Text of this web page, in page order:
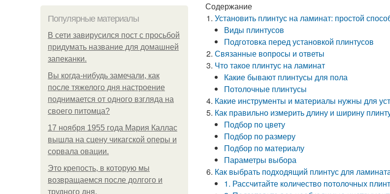
Популярные материалы
В сети завирусился пост с просьбой
придумать название для домашней
запеканки.
Вы когда-нибудь замечали, как
после тяжелого дня настроение
поднимается от одного взгляда на
своего питомца?
17 ноября 1955 года Мария Каллас
вышла на сцену чикагской оперы и
сорвала овации.
Это крепость, в которую мы
возвращаемся после долгого и
трудного дня.
Содержание
Установить плинтус на ламинат: простой
Виды плинтусов
Подготовка перед установкой плинтусов
Связанные вопросы и ответы
Что такое плинтус на ламинат
Какие бывают плинтусы для пола
Потолочные плинтусы
Какие инструменты и материалы нужны для
Как правильно измерить длину и ширину
Подбор по цвету
Подбор по размеру
Подбор по материалу
Параметры выбора
Как выбрать подходящий плинтус для
1. Рассчитайте количество потолочных